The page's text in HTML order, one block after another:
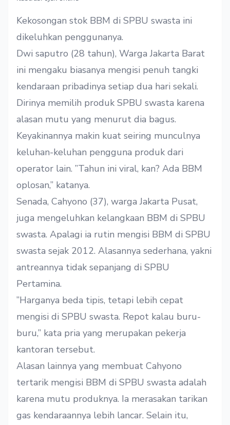
Kekosongan stok BBM di SPBU swasta ini
dikeluhkan penggunanya.
Dwi saputro (28 tahun), Warga Jakarta Barat
ini mengaku biasanya mengisi penuh tangki
kendaraan pribadinya setiap dua hari sekali.
Dirinya memilih produk SPBU swasta karena
alasan mutu yang menurut dia bagus.
Keyakinannya makin kuat seiring munculnya
keluhan-keluhan pengguna produk dari
operator lain. ”Tahun ini viral, kan? Ada BBM
oplosan,” katanya.
Senada, Cahyono (37), warga Jakarta Pusat,
juga mengeluhkan kelangkaan BBM di SPBU
swasta. Apalagi ia rutin mengisi BBM di SPBU
swasta sejak 2012. Alasannya sederhana, yakni
antreannya tidak sepanjang di SPBU
Pertamina.
”Harganya beda tipis, tetapi lebih cepat
mengisi di SPBU swasta. Repot kalau buru-
buru,” kata pria yang merupakan pekerja
kantoran tersebut.
Alasan lainnya yang membuat Cahyono
tertarik mengisi BBM di SPBU swasta adalah
karena mutu produknya. Ia merasakan tarikan
gas kendaraannya lebih lancar. Selain itu,